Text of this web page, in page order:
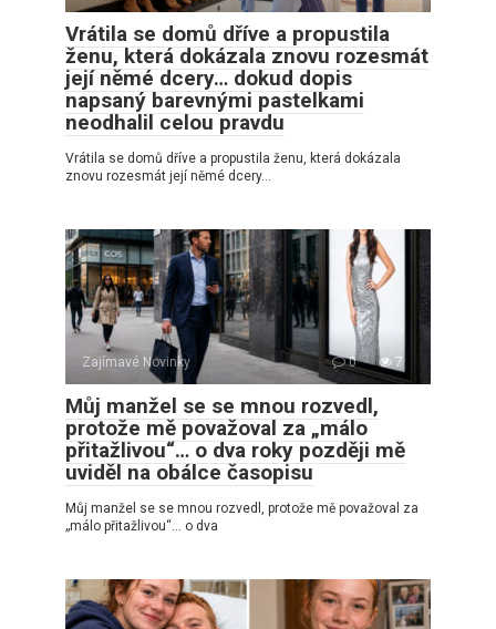
Vrátila se domů dříve a propustila
ženu, která dokázala znovu rozesmát
její němé dcery… dokud dopis
napsaný barevnými pastelkami
neodhalil celou pravdu
Vrátila se domů dříve a propustila ženu, která dokázala
znovu rozesmát její němé dcery…
Zajímavé Novinky 0 7
Můj manžel se se mnou rozvedl,
protože mě považoval za „málo
přitažlivou“… o dva roky později mě
uviděl na obálce časopisu
Můj manžel se se mnou rozvedl, protože mě považoval za
„málo přitažlivou“… o dva